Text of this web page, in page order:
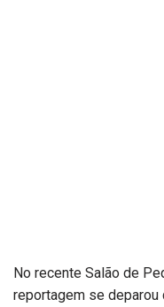
No recente Salão de
reportagem se deparou